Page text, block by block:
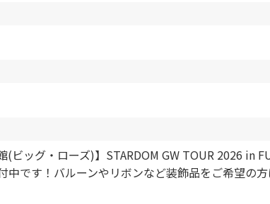
ビッグ・ローズ)】STARDOM GW TOUR 2026 in
です！バルーンやリボンなど装飾品をご希望の